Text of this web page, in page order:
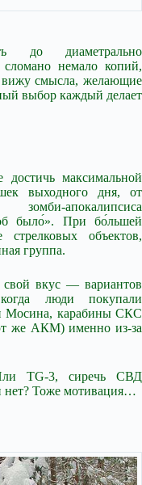
до диаметрально
немало копий,
вижу смысла, желающие
выбор каждый делает
максимальной
выходного дня, от
апокалипсиса
было́». При бо́льшей
объектов,
группа.
вкус — вариантов
люди покупали
Мосина, карабины СКС
же АКМ) именно из-за
TG-3, сиречь СВД
нет? Тоже мотивация…